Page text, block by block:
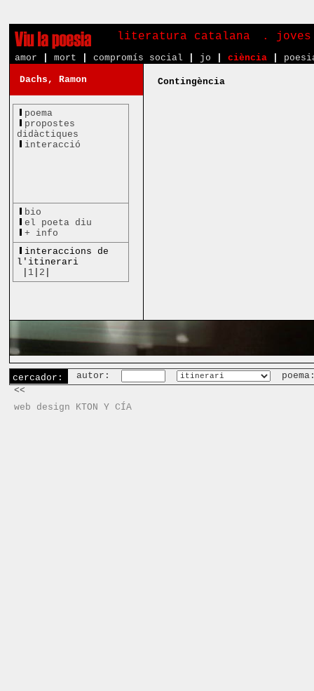
literatura catalana .
amor mort compromís social jo ciència
Dachs, Ramon
poema
propostes
didàctiques
interacció
bio
el poeta diu
+ info
interaccions de
l'itinerari
1 2
Contingència
cercador: autor:
<<
web design KTON Y CÍA